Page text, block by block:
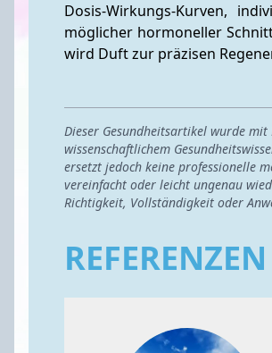
Dosis‑Wirkungs‑Kurven,
möglicher hormoneller
wird Duft zur präzisen
Dieser Gesundheitsartikel wurde
wissenschaftlichem
ersetzt jedoch keine professionelle
vereinfacht oder leicht ungenau
Richtigkeit, Vollständigkeit oder